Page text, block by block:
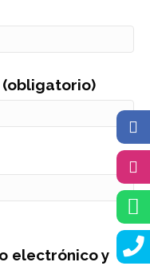
(obligatorio)
electrónico y